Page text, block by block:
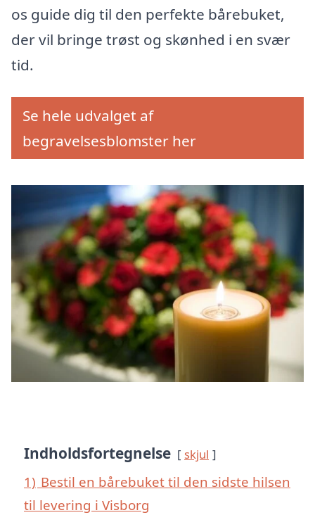
os guide dig til den perfekte bårebuket,
der vil bringe trøst og skønhed i en svær
tid.
Se hele udvalget af
begravelsesblomster her
Indholdsfortegnelse skjul
1) Bestil en bårebuket til den sidste hilsen
til levering i Visborg